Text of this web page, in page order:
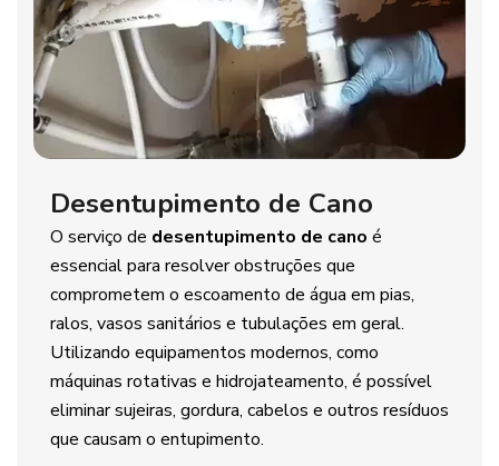
Desentupimento de Cano
O serviço de desentupimento de cano é
essencial para resolver obstruções que
comprometem o escoamento de água em pias,
ralos, vasos sanitários e tubulações em geral.
Utilizando equipamentos modernos, como
máquinas rotativas e hidrojateamento, é possível
eliminar sujeiras, gordura, cabelos e outros resíduos
que causam o entupimento.